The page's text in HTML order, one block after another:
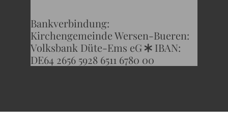
Bankverbindung:
Kirchengemeinde Wersen-Bueren:
Volksbank Düte-Ems eG * IBAN:
DE64 2656 5928 6511 6780 00